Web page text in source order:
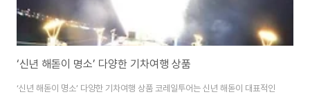
‘신년 해돋이 명소’ 다양한 기차여행 상품
‘신년 해돋이 명소’ 다양한 기차여행 상품 코레일투어는 신년 해돋이 대표적인